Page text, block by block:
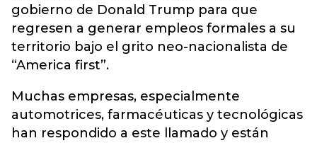
gobierno de Donald Trump para que
regresen a generar empleos formales a su
territorio bajo el grito neo-nacionalista de
“America first”.
Muchas empresas, especialmente
automotrices, farmacéuticas y tecnológicas
han respondido a este llamado y están